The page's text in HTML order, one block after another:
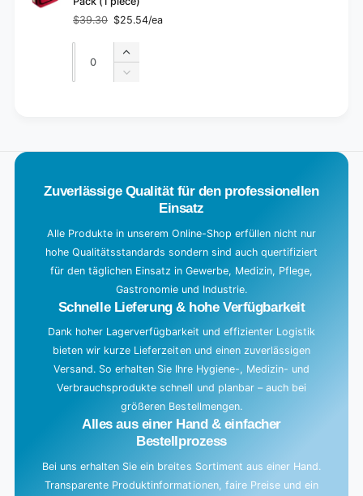
Regular
price
$39.30
Sale
price
$25.54/ea
Quantity
Increase
quantity
Decrease
a
Zuverlässige Qualität für den professionellen
Einsatz
Alle Produkte in unserem Online-Shop erfüllen nicht nur
hohe Qualitätsstandards sondern sind auch quertifiziert
für den täglichen Einsatz in Gewerbe, Medizin, Pflege,
Gastronomie und Industrie.
Schnelle Lieferung & hohe Verfügbarkeit
Dank hoher Lagerverfügbarkeit und effizienter Logistik
bieten wir kurze Lieferzeiten und einen zuverlässigen
Versand. So erhalten Sie Ihre Hygiene-, Medizin- und
Verbrauchsprodukte schnell und planbar – auch bei
größeren Bestellmengen.
Alles aus einer Hand & einfacher
Bestellprozess
Bei uns erhalten Sie ein breites Sortiment aus einer Hand.
Transparente Produktinformationen, faire Preise und ein